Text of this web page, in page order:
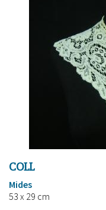
COLL
Mides
53 x 29 cm